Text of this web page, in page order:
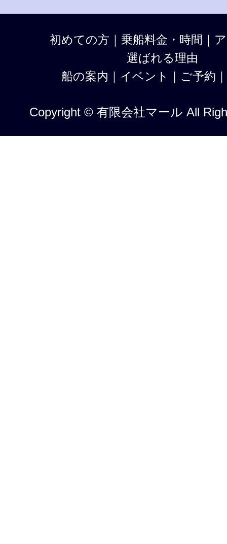
初めての方 ｜ 乗船料金・時間 ｜
選ばれる理由
船の案内 ｜ イベント ｜ ご予約 ｜
Copyright © 有限会社マール All